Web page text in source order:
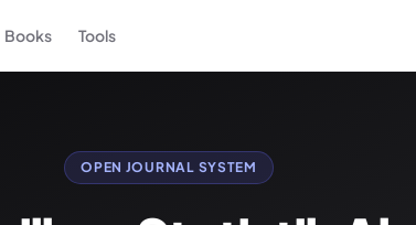
Books Tools
OPEN JOURNAL SYSTEM